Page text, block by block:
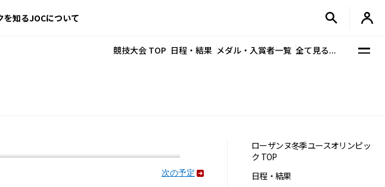
を知るJOCについて
競技大会 TOP 日程・結果 メダル・入賞者一覧 全て見る...
次の予定
ローザンヌ冬季ユースオリンピッ
ク TOP
日程・結果